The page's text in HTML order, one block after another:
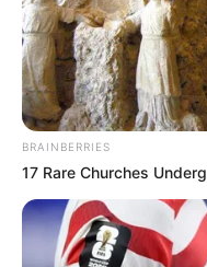
TEMAS
GOBERNADOR DE
CARTAGENA
MANTÉNGASE
BRAINBERRIES
17 Rare Churches